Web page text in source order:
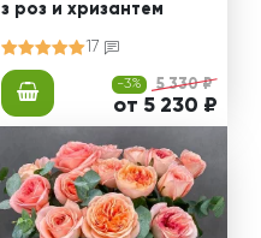
з роз и хризантем
17
-3% 5 330 ₽
от 5 230 ₽